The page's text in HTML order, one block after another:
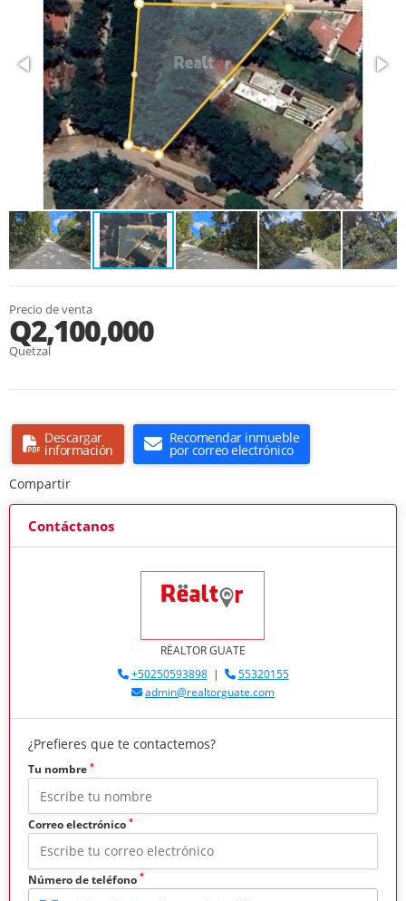
Precio de venta
Q2,100,000
Quetzal
Descargar
información
Recomendar inmueble
por correo electrónico
Compartir
Contáctanos
RËALTOR GUATE
+50250593898|
55320155
admin@realtorguate.com
¿Prefieres que te contactemos?
Tu nombre *
Correo electrónico *
Número de teléfono *